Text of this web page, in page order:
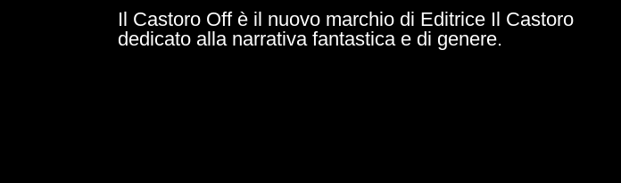
Il Castoro Off è il nuovo marchio di Editrice Il Castoro
dedicato alla narrativa fantastica e di genere.